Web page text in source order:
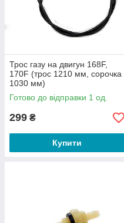
Трос газу на двигун 168F,
170F (трос 1210 мм, сорочка
1030 мм)
Готово до відправки 1 од.
299 ₴
Купити